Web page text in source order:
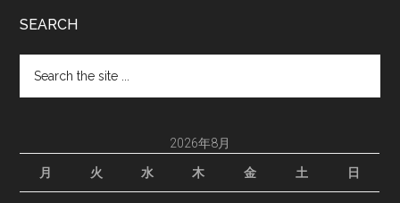
SEARCH
the
2026年8月
月 火 水 木 金 土 日